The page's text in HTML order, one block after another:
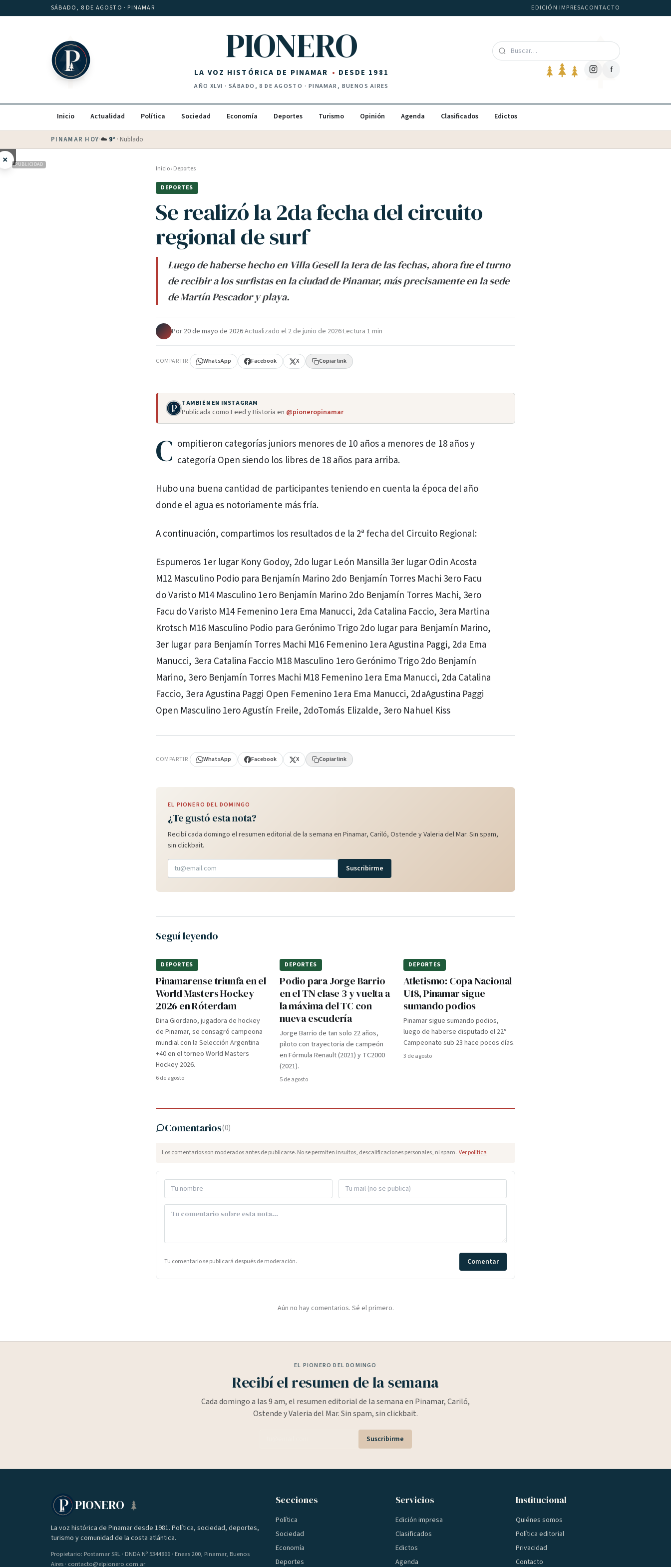
Saltar al contenidoSÁBADO, 8 DE AGOSTO · PINAMAR EDICIÓN IMPRESACONTACTO
PIONERO
LA VOZ HISTÓRICA DE PINAMAR DESDE 1981
AÑO XLVI · SÁBADO, 8 DE AGOSTO · PINAMAR, BUENOS AIRES
f
Inicio Actualidad Política Sociedad Economía Deportes Turismo Opinión Agenda Clasificados Edictos
PINAMAR HOY·💵 Dólar blue$1525
× PUBLICIDAD Inicio›Deportes
DEPORTES
Se realizó la 2da fecha del circuito
regional de surf
Luego de haberse hecho en Villa Gesell la 1era de las fechas, ahora fue el turno
de recibir a los surfistas en la ciudad de Pinamar, más precisamente en la sede
de Martín Pescador y playa.
Por·20 de mayo de 2026·Actualizado el 2 de junio de 2026·Lectura 1 min
COMPARTIR WhatsApp Facebook X Copiar link
TAMBIÉN EN INSTAGRAM
Publicada como Feed y Historia en @pioneropinamar
C ompitieron categorías juniors menores de 10 años a menores de 18 años y
categoría Open siendo los libres de 18 años para arriba.
Hubo una buena cantidad de participantes teniendo en cuenta la época del año
donde el agua es notoriamente más fría.
A continuación, compartimos los resultados de la 2ª fecha del Circuito Regional:
Espumeros 1er lugar Kony Godoy, 2do lugar León Mansilla 3er lugar Odin Acosta
M12 Masculino Podio para Benjamín Marino 2do Benjamín Torres Machi 3ero Facu
do Varisto M14 Masculino 1ero Benjamín Marino 2do Benjamín Torres Machi, 3ero
Facu do Varisto M14 Femenino 1era Ema Manucci, 2da Catalina Faccio, 3era Martina
Krotsch M16 Masculino Podio para Gerónimo Trigo 2do lugar para Benjamín Marino,
3er lugar para Benjamín Torres Machi M16 Femenino 1era Agustina Paggi, 2da Ema
Manucci, 3era Catalina Faccio M18 Masculino 1ero Gerónimo Trigo 2do Benjamín
Marino, 3ero Benjamín Torres Machi M18 Femenino 1era Ema Manucci, 2da Catalina
Faccio, 3era Agustina Paggi Open Femenino 1era Ema Manucci, 2daAgustina Paggi
Open Masculino 1ero Agustín Freile, 2doTomás Elizalde, 3ero Nahuel Kiss
COMPARTIR WhatsApp Facebook X Copiar link
EL PIONERO DEL DOMINGO
¿Te gustó esta nota?
Recibí cada domingo el resumen editorial de la semana en Pinamar, Cariló, Ostende y Valeria del Mar. Sin spam,
sin clickbait.
Suscribirme
Seguí leyendo
DEPORTES
Pinamarense triunfa en el
World Masters Hockey
2026 en Róterdam
Dina Giordano, jugadora de hockey
de Pinamar, se consagró campeona
mundial con la Selección Argentina
+40 en el torneo World Masters
Hockey 2026.
6 de agosto
DEPORTES
Podio para Jorge Barrio
en el TN clase 3 y vuelta a
la máxima del TC con
nueva escudería
Jorge Barrio de tan solo 22 años,
piloto con trayectoria de campeón
en Fórmula Renault (2021) y TC2000
(2021).
5 de agosto
DEPORTES
Atletismo: Copa Nacional
U18, Pinamar sigue
sumando podios
Pinamar sigue sumando podios,
luego de haberse disputado el 22°
Campeonato sub 23 hace pocos días.
3 de agosto
Comentarios(0)
Los comentarios son moderados antes de publicarse. No se permiten insultos, descalificaciones personales, ni spam. Ver política
Tu comentario se publicará después de moderación. Comentar
Aún no hay comentarios. Sé el primero.
EL PIONERO DEL DOMINGO
Recibí el resumen de la semana
Cada domingo a las 9 am, el resumen editorial de la semana en Pinamar, Cariló,
Ostende y Valeria del Mar. Sin spam, sin clickbait.
Suscribirme
PIONERO
La voz histórica de Pinamar desde 1981. Política, sociedad, deportes,
turismo y comunidad de la costa atlántica.
Propietario: Postamar SRL · DNDA Nº 5344866 · Eneas 200, Pinamar, Buenos
Aires · contacto@elpionero.com.ar
Secciones
Política
Sociedad
Economía
Deportes
Servicios
Edición impresa
Clasificados
Edictos
Agenda
Institucional
Quiénes somos
Política editorial
Privacidad
Contacto